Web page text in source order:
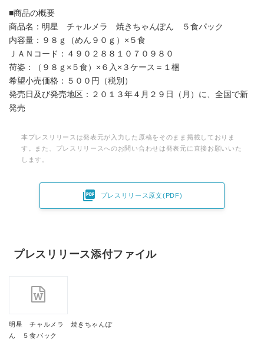
■商品の概要
商品名：明星 チャルメラ 焼きちゃんぽん ５食パック
内容量：９８ｇ（めん９０ｇ）×５食
ＪＡＮコード：４９０２８８１０７０９８０
荷姿：（９８ｇ×５食）×６入×３ケース＝１梱
希望小売価格：５００円（税別）
発売日及び発売地区：２０１３年４月２９日（月）に、全国で新
発売
本プレスリリースは発表元が入力した原稿をそのまま掲載しておりま
す。また、プレスリリースへのお問い合わせは発表元に直接お願いいた
します。
 プレスリリース原文(PDF)
プレスリリース添付ファイル
明星 チャルメラ 焼きちゃんぽ
ん ５食パック